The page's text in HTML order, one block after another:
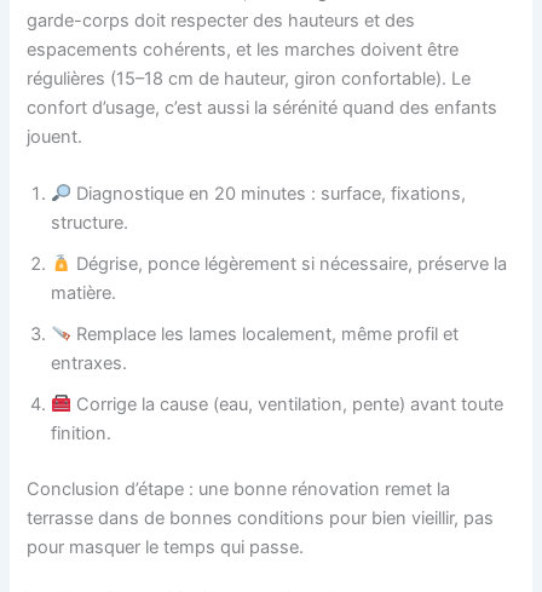
garde-corps doit respecter des hauteurs et des
espacements cohérents, et les marches doivent être
régulières (15–18 cm de hauteur, giron confortable). Le
confort d’usage, c’est aussi la sérénité quand des enfants
jouent.
Diagnostique en 20 minutes : surface, fixations,
structure.
Dégrise, ponce légèrement si nécessaire, préserve la
matière.
Remplace les lames localement, même profil et
entraxes.
Corrige la cause (eau, ventilation, pente) avant toute
finition.
Conclusion d’étape : une bonne rénovation remet la
terrasse dans de bonnes conditions pour bien vieillir, pas
pour masquer le temps qui passe.